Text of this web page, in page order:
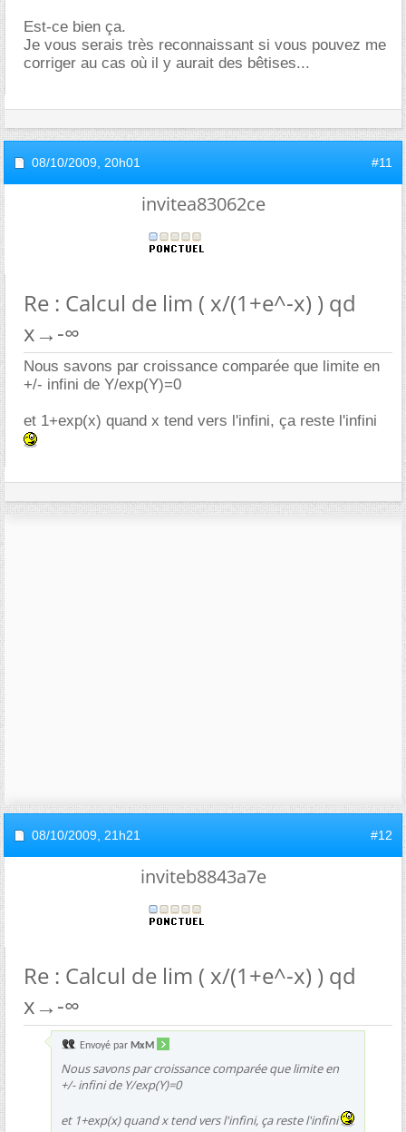
Est-ce bien ça.
Je vous serais très reconnaissant si vous pouvez me
corriger au cas où il y aurait des bêtises...
08/10/2009, 20h01 #11
invitea83062ce
Re : Calcul de lim ( x/(1+e^-x) ) qd
x→-∞
Nous savons par croissance comparée que limite en
+/- infini de Y/exp(Y)=0
et 1+exp(x) quand x tend vers l'infini, ça reste l'infini
08/10/2009, 21h21 #12
inviteb8843a7e
Re : Calcul de lim ( x/(1+e^-x) ) qd
x→-∞
Envoyé par MxM
Nous savons par croissance comparée que limite en
+/- infini de Y/exp(Y)=0
et 1+exp(x) quand x tend vers l'infini, ça reste l'infini